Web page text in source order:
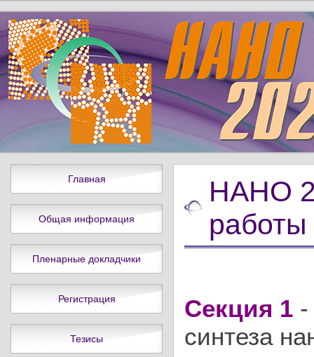
Главная
Общая информация
Пленарные докладчики
Регистрация
Тезисы
НАНО
работы
Секция 1
синтеза